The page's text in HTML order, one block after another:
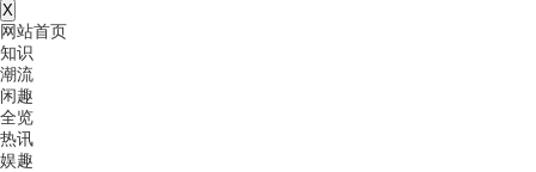
X
网站首页
知识
潮流
闲趣
全览
热讯
娱趣